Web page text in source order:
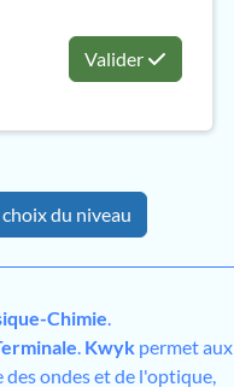
Valider
du niveau
Chimie.
. Kwykpermet aux
ondes et de l'optique,